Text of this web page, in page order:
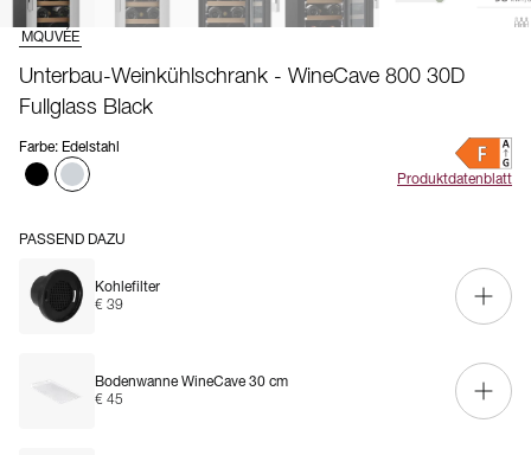
MQUVÉE
Unterbau-Weinkühlschrank - WineCave 800 30D
Fullglass Black
Farbe: Edelstahl
Produktdatenblatt
PASSEND DAZU
Kohlefilter
€ 39
Bodenwanne WineCave 30 cm
€ 45